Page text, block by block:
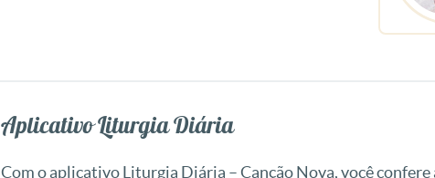
Aplicativo Liturgia Diária
Com o aplicativo Liturgia Diária – Canção Nova, você